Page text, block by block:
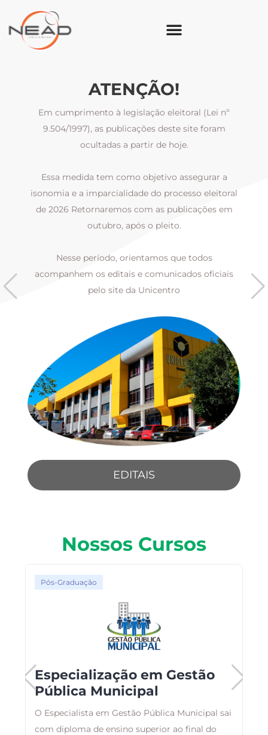
ATENÇÃO!
Em cumprimento à legislação eleitoral (Lei nº
9.504/1997), as publicações deste site foram
ocultadas a partir de hoje.
Essa medida tem como objetivo assegurar a
isonomia e a imparcialidade do processo eleitoral
de 2026 Retornaremos com as publicações em
outubro, após o pleito.
Nesse período, orientamos que todos
acompanhem os editais e comunicados oficiais
pelo site da Unicentro
EDITAIS
Nossos Cursos
Pós-Graduação
Especialização em Gestão
Pública Municipal
O Especialista em Gestão Pública Municipal sai
com diploma de ensino superior ao final do